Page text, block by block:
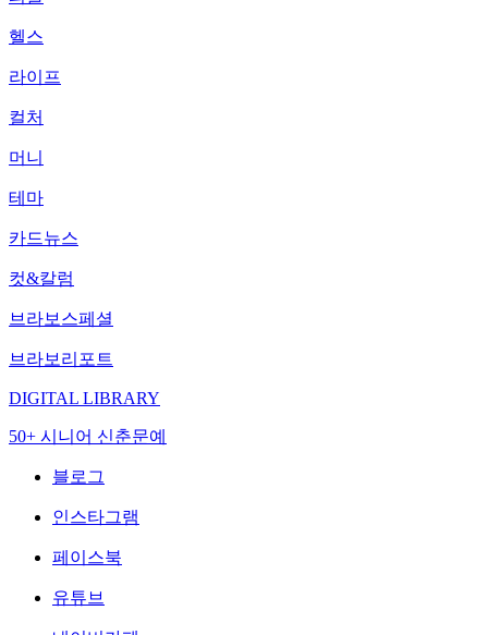
헬스
라이프
컬처
머니
테마
카드뉴스
컷&칼럼
브라보스페셜
브라보리포트
DIGITAL LIBRARY
50+ 시니어 신춘문예
블로그
인스타그램
페이스북
유튜브